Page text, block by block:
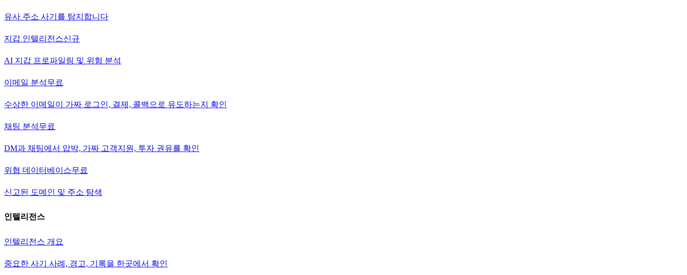
유사 주소 사기를 탐지합니다
지갑 인텔리전스신규
AI 지갑 프로파일링 및 위험 분석
이메일 분석무료
수상한 이메일이 가짜 로그인, 결제, 콜백으로 유도하는지 확인
채팅 분석무료
DM과 채팅에서 압박, 가짜 고객지원, 투자 권유를 확인
위협 데이터베이스무료
신고된 도메인 및 주소 탐색
인텔리전스
인텔리전스 개요
중요한 사기 사례, 경고, 기록을 한곳에서 확인